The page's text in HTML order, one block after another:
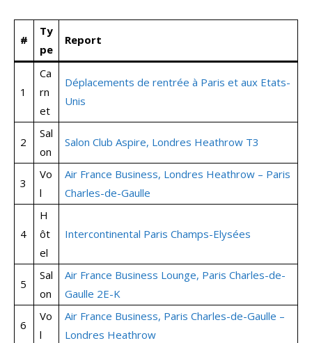
#
Ty
pe
Report
1
Ca
rn
et
Déplacements de rentrée à Paris et aux Etats-
Unis
2
Sal
on
Salon Club Aspire, Londres Heathrow T3
3
Vo
l
Air France Business, Londres Heathrow – Paris
Charles-de-Gaulle
4
H
ôt
el
Intercontinental Paris Champs-Elysées
5
Sal
on
Air France Business Lounge, Paris Charles-de-
Gaulle 2E-K
6
Vo
l
Air France Business, Paris Charles-de-Gaulle –
Londres Heathrow